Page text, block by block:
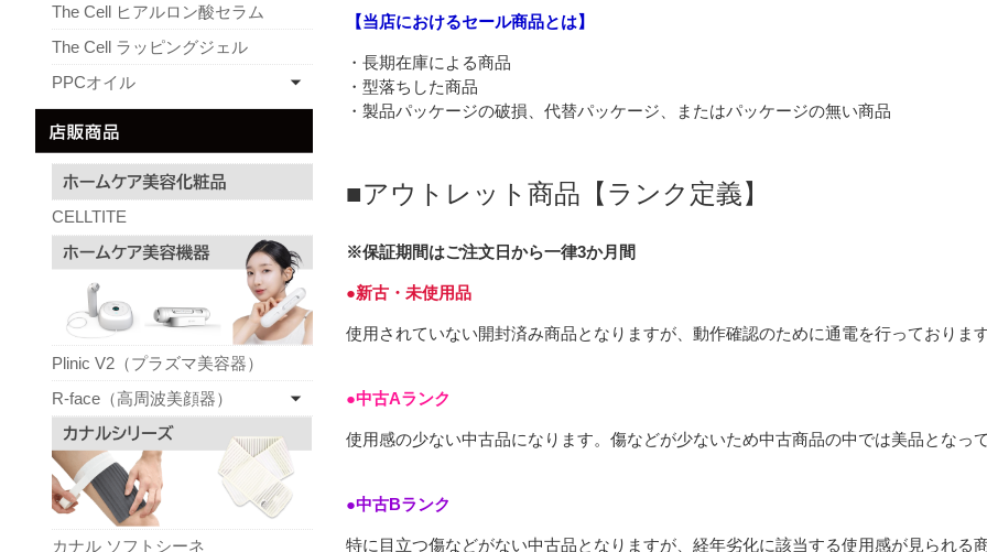
【当店におけるセール商品とは】
・長期在庫による商品
・型落ちした商品
・製品パッケージの破損、代替パッケージ、またはパッケージの無い商品
■アウトレット商品【ランク定義】
※保証期間はご注文日から一律3か月間
●新古・未使用品
使用されていない開封済み商品となりますが、動作確認のために通電を行っております
●中古Aランク
使用感の少ない中古品になります。傷などが少ないため中古商品の中では美品となって
●中古Bランク
特に目立つ傷などがない中古品となりますが、経年劣化に該当する使用感が見られる
The Cell ヒアルロン酸セラム
The Cell ラッピングジェル
PPCオイル
CELLTITE
Plinic V2（プラズマ美容器）
R-face（高周波美顔器）
カナル ソフトシーネ